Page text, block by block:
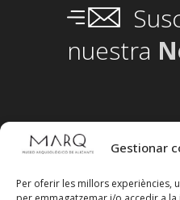
Gestionar
Per oferir les millors experiències,
nuestra